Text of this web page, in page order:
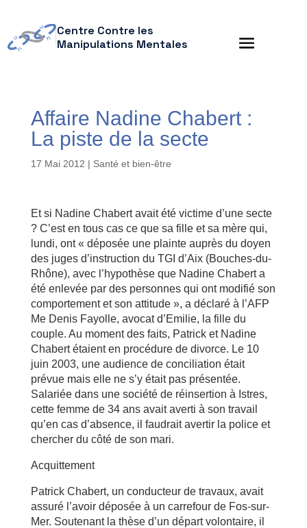
Centre Contre les
Manipulations Mentales
Affaire Nadine Chabert :
La piste de la secte
17 Mai 2012 | Santé et bien-être
Et si Nadine Chabert avait été victime d’une secte
? C’est en tous cas ce que sa fille et sa mère qui,
lundi, ont « déposée une plainte auprès du doyen
des juges d’instruction du TGI d’Aix (Bouches-du-
Rhône), avec l’hypothèse que Nadine Chabert a
été enlevée par des personnes qui ont modifié son
comportement et son attitude », a déclaré à l’AFP
Me Denis Fayolle, avocat d’Emilie, la fille du
couple. Au moment des faits, Patrick et Nadine
Chabert étaient en procédure de divorce. Le 10
juin 2003, une audience de conciliation était
prévue mais elle ne s’y était pas présentée.
Salariée dans une société de réinsertion à Istres,
cette femme de 34 ans avait averti à son travail
qu’en cas d’absence, il faudrait avertir la police et
chercher du côté de son mari.
Acquittement
Patrick Chabert, un conducteur de travaux, avait
assuré l’avoir déposée à un carrefour de Fos-sur-
Mer. Soutenant la thèse d’un départ volontaire, il